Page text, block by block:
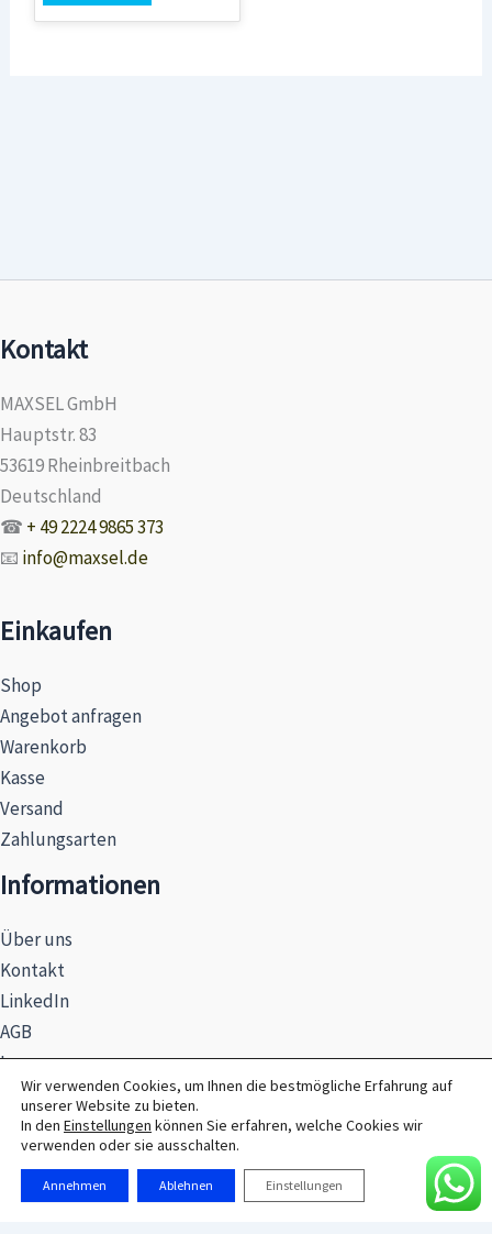
Kontakt
MAXSEL GmbH
Hauptstr. 83
53619 Rheinbreitbach
Deutschland
☎ + 49 2224 9865 373
📧 info@maxsel.de
Einkaufen
Shop
Angebot anfragen
Warenkorb
Kasse
Versand
Zahlungsarten
Informationen
Über uns
Kontakt
LinkedIn
AGB
Impressum
Datenschutzerklärung
Hinweise zur Batterieentsorgung
Wir verwenden Cookies, um Ihnen die bestmögliche Erfahrung auf
unserer Website zu bieten.
In den Einstellungen können Sie erfahren, welche Cookies wir
verwenden oder sie ausschalten.
Annehmen Ablehnen Einstellungen